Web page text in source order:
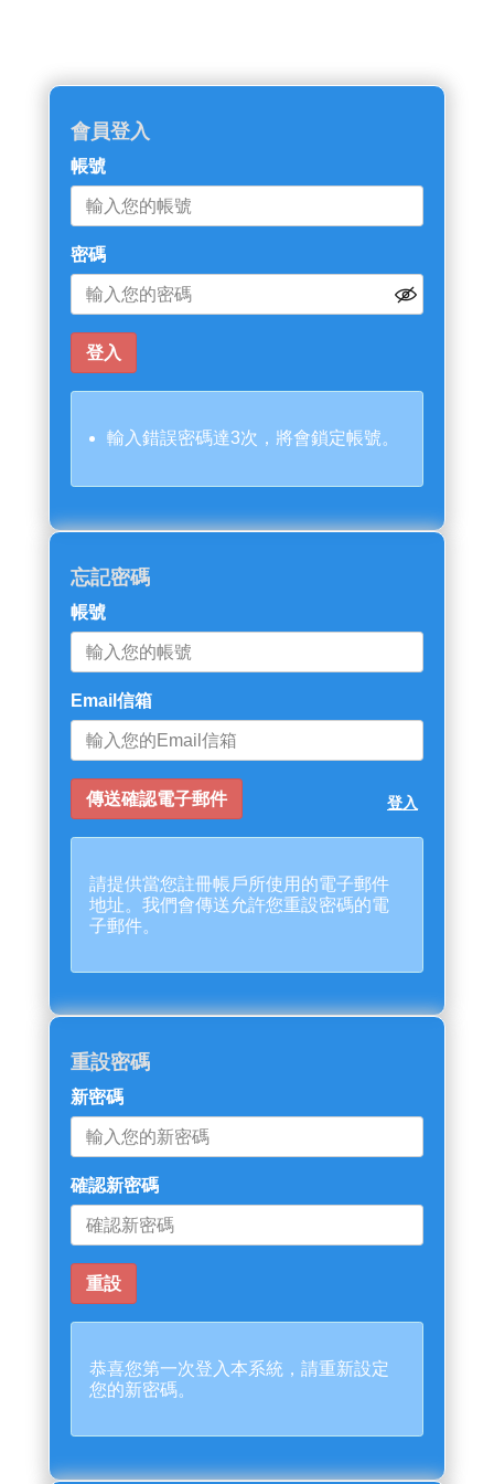
會員登入
帳號
密碼
輸入錯誤密碼達3次，將會鎖定帳號。
忘記密碼
帳號
Email信箱
登入
請提供當您註冊帳戶所使用的電子郵件
地址。我們會傳送允許您重設密碼的電
子郵件。
重設密碼
新密碼
確認新密碼
恭喜您第一次登入本系統，請重新設定
您的新密碼。